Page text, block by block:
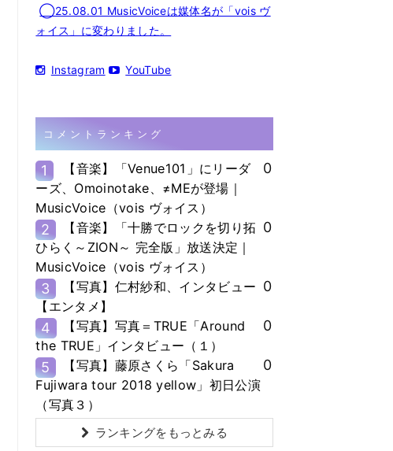
◯25.08.01 MusicVoiceは媒体名が「vois ヴ
ォイス」に変わりました。
Instagram YouTube
コメントランキング
1
【音楽】「Venue101」にリーダ
ーズ、Omoinotake、≠MEが登場｜
MusicVoice（vois ヴォイス）
0
2
【音楽】「十勝でロックを切り拓
ひらく～ZION～ 完全版」放送決定｜
MusicVoice（vois ヴォイス）
0
3
【写真】仁村紗和、インタビュー
【エンタメ】
0
4
【写真】写真＝TRUE「Around
the TRUE」インタビュー（１）
0
5
【写真】藤原さくら「Sakura
Fujiwara tour 2018 yellow」初日公演
（写真３）
0
ランキングをもっとみる